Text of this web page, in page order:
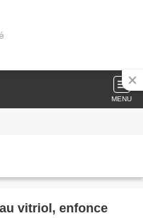
MENU
vitriol, enfonce